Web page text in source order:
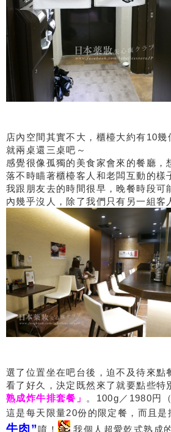
店內空間其實不大，櫃檯大約有10幾
就兩桌還三桌吧～
感覺很像孤獨的美食家會來的餐廳，
落不時瞄著櫃檯客人和老闆互動的樣
我跟朋友去的時間很早，晚餐時段可
內幾乎沒人，除了我們只有另一組客
選了位置坐在吧台後，迫不及待來點
看了好久，決定既然來了就要點些特
熟成炸牛排套餐」
。100g／1980円
這是每天限量20份的限定餐，而且是
牛肉”唷！ 我個人超愛乾式熟成